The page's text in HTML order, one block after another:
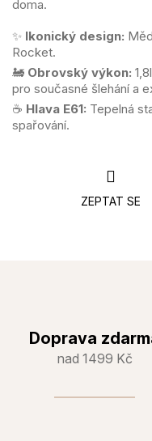
doma.
✨ Ikonický design:
Rocket.
🚂 Obrovský výkon:
pro současné šlehání a
☕ Hlava E61: Tepelná
spařování.
ZEPTAT SE
Doprava
nad 1499 Kč